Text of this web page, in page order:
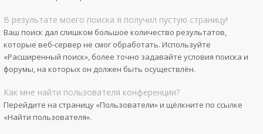
В результате моего поиска я получил пустую страницу!
Ваш поиск дал слишком большое количество результатов,
которые веб-сервер не смог обработать. Используйте
«Расширенный поиск», более точно задавайте условия поиска и
форумы, на которых он должен быть осуществлён.
Как мне найти пользователя конференции?
Перейдите на страницу «Пользователи» и щёлкните по ссылке
«Найти пользователя».